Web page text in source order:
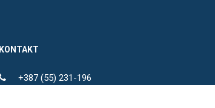
KONTAKT
+387 (55) 231-196